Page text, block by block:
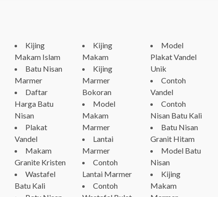
Kijing
Makam Islam
Batu Nisan
Marmer
Daftar
Harga Batu
Nisan
Plakat
Vandel
Makam
Granite Kristen
Wastafel
Batu Kali
Kijing
Makam
Kijing
Marmer
Bokoran
Model
Makam
Marmer
Lantai
Marmer
Contoh
Lantai Marmer
Contoh
Model
Plakat Vandel
Unik
Contoh
Vandel
Contoh
Nisan Batu Kali
Batu Nisan
Granit Hitam
Model Batu
Nisan
Kijing
Makam